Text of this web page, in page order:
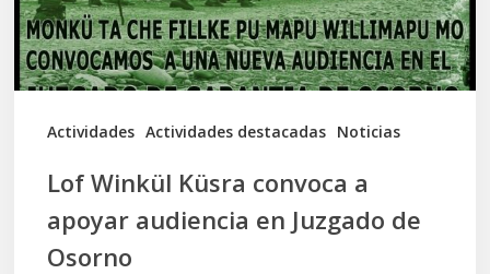
Actividades Actividades destacadas Noticias
audiencia
en
Juzgado
Lof Winkül Küsra convoca a
apoyar audiencia en Juzgado de
Osorno